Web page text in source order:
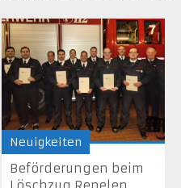
Neuigkeiten
Beförderungen beim
Löschzug Repelen